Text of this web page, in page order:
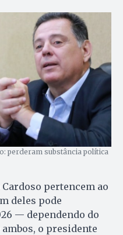
perderam substância política
pertencem ao
deles pode
— dependendo do
o presidente